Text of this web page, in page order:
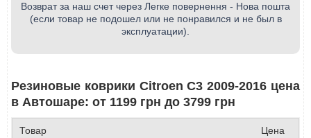
Возврат за наш счет через Легке повернення - Нова пошта
(если товар не подошел или не понравился и не был в
эксплуатации).
Резиновые коврики Citroen C3 2009-2016 цена
в Автошаре: от 1199 грн до 3799 грн
Товар Цена